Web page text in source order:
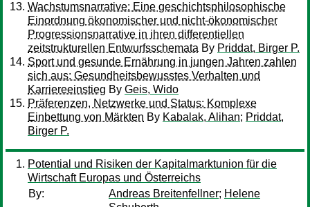
Wachstumsnarrative: Eine geschichtsphilosophische
Einordnung ökonomischer und nicht-ökonomischer
Progressionsnarrative in ihren differentiellen
zeitstrukturellen Entwurfsschemata By Priddat, Birger P.
Sport und gesunde Ernährung in jungen Jahren zahlen
sich aus: Gesundheitsbewusstes Verhalten und
Karriereeinstieg By Geis, Wido
Präferenzen, Netzwerke und Status: Komplexe
Einbettung von Märkten By Kabalak, Alihan; Priddat,
Birger P.
Potential und Risiken der Kapitalmarktunion für die
Wirtschaft Europas und Österreichs
By:
Andreas Breitenfellner; Helene